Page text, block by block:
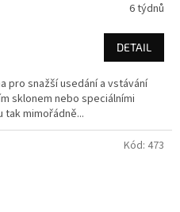
6 týdnů
DETAIL
pro snažší usedání a vstávání
sklonem nebo speciálními
tak mimořádně...
Kód: 473